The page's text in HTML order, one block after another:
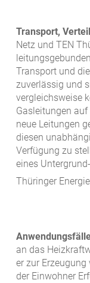
Transport,
Netz und TEN
Transport und
zuverlässig und
vergleichsweise
Gasleitungen
neue Leitungen
diesen
Verfügung zu
eines
Thüringer
an das
er zur
der Einwohner